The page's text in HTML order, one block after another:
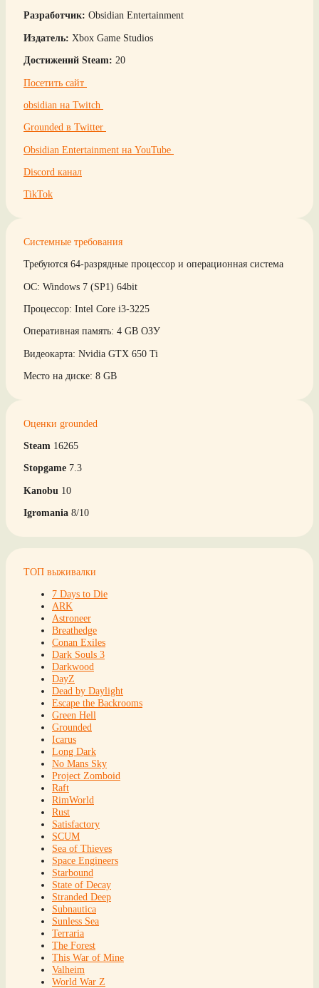
Разработчик: Obsidian Entertainment
Издатель: Xbox Game Studios
Достижений Steam: 20
Посетить сайт
obsidian на Twitch
Grounded в Twitter
Obsidian Entertainment на YouTube
Discord канал
TikTok
Системные требования
Требуются 64-разрядные процессор и операционная система
ОС: Windows 7 (SP1) 64bit
Процессор: Intel Core i3-3225
Оперативная память: 4 GB ОЗУ
Видеокарта: Nvidia GTX 650 Ti
Место на диске: 8 GB
Оценки grounded
Steam 16265
Stopgame 7.3
Kanobu 10
Igromania 8/10
ТОП выживалки
7 Days to Die
ARK
Astroneer
Breathedge
Conan Exiles
Dark Souls 3
Darkwood
DayZ
Dead by Daylight
Escape the Backrooms
Green Hell
Grounded
Icarus
Long Dark
No Mans Sky
Project Zomboid
Raft
RimWorld
Rust
Satisfactory
SCUM
Sea of Thieves
Space Engineers
Starbound
State of Decay
Stranded Deep
Subnautica
Sunless Sea
Terraria
The Forest
This War of Mine
Valheim
World War Z